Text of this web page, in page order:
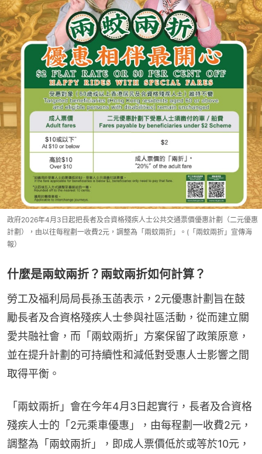
政府2026年4月3日起把長者及合資格殘疾人士公共交通票價優惠計劃（二元優惠
計劃），由以往每程劃一收費2元，調整為「兩蚊兩折」。(「兩蚊兩折」宣傳海
報）
什麼是兩蚊兩折？兩蚊兩折如何計算？
勞工及福利局局長孫玉菡表示，2元優惠計劃旨在鼓
勵長者及合資格殘疾人士參與社區活動，從而建立關
愛共融社會，而「兩蚊兩折」方案保留了政策原意，
並在提升計劃的可持續性和減低對受惠人士影響之間
取得平衡。
「兩蚊兩折」會在今年4月3日起實行，長者及合資格
殘疾人士的「2元乘車優惠」，由每程劃一收費2元，
調整為「兩蚊兩折」，即成人票價低於或等於10元，